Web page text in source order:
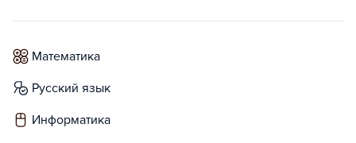
математика
русский язык
информатика